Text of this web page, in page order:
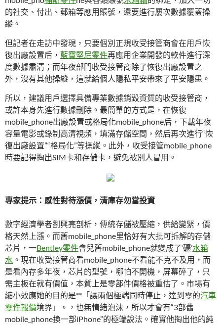
的社交、付出、郵箱等應用賬號，還要進行屢次數據覆蓋操
縱。
但記者在走訪中發現，只要個別正規收受接管商會在用戶恢
復出廠設置后， 藍寶堅尼零件再應用企業開發的軟件進行深
度數據肅清；而年夜部門收受接管商除了恢復出廠設置之
外，沒有其他操縱，這就給個人隱私平安帶來了平安隱患。
所以，建議用戶選擇具備專業數據銷毀資質的收受接管商，
或許本身先進行數據刪除。最簡單的方式是，在恢復
mobile_phone出廠設置或格局化mobile_phone后，下載年夜
容量電影或錄制高清視頻，填滿存儲空間，然后再次進行“恢
復出廠設置”“格局化”等操縱。此外，收受接管mobile_phone
時要記得掏出SIM卡和存儲卡，避免被別人冒用。
專家提示：感性對待漲價，清庫存勿當投資
數字經濟學者劉興亮剖析，傳統存儲被壓縮，供給變緊，價
格天然上漲。而舊mobile_phone里恰好有大批可拆解的存儲
芯片，一Bentley零件會兒舊mobile_phone就變成了‘礦’水箱
水 。現在收受接管商看mobile_phone不看能不克不及用，而
是看內存多年夜，芯片的型號，哪怕不開機，屏幕碎了，只
需主板在就有價值，本質上是零部件價格被重估了。市場有
縮小效應她的目的是**「讓兩個極端同時停止，達到零的汽車
零件報價境界」。，也無情緒泡沫，所以才會有“3部舊
mobile_phone換一部iPhone”的極端說法。確實他掏出他的純